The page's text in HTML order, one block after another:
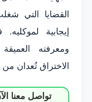
القضايا التي
إيجابية لموكليه.
ومعرفته العميقة
الاختراق تُعدان
تواصل معنا